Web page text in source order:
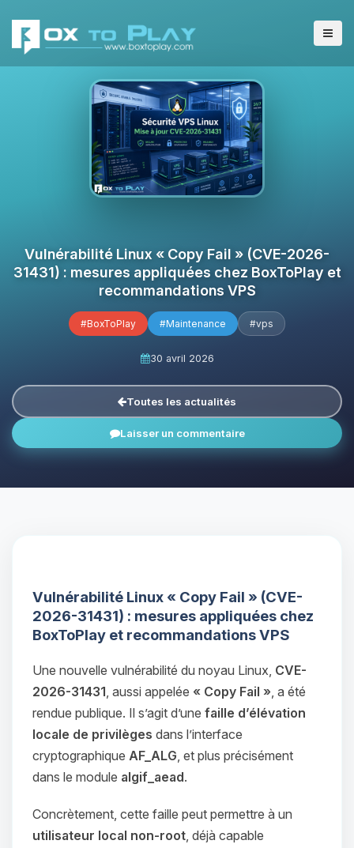
Vulnérabilité Linux « Copy Fail » (CVE-2026-
31431) : mesures appliquées chez BoxToPlay et
recommandations VPS
#BoxToPlay #Maintenance #vps
30 avril 2026
Toutes les actualités
Laisser un commentaire
Vulnérabilité Linux « Copy Fail » (CVE-
2026-31431) : mesures appliquées chez
BoxToPlay et recommandations VPS
Une nouvelle vulnérabilité du noyau Linux, CVE-
2026-31431, aussi appelée « Copy Fail », a été
rendue publique. Il s’agit d’une faille d’élévation
locale de privilèges dans l’interface
cryptographique AF_ALG, et plus précisément
dans le module algif_aead.
Concrètement, cette faille peut permettre à un
utilisateur local non-root, déjà capable